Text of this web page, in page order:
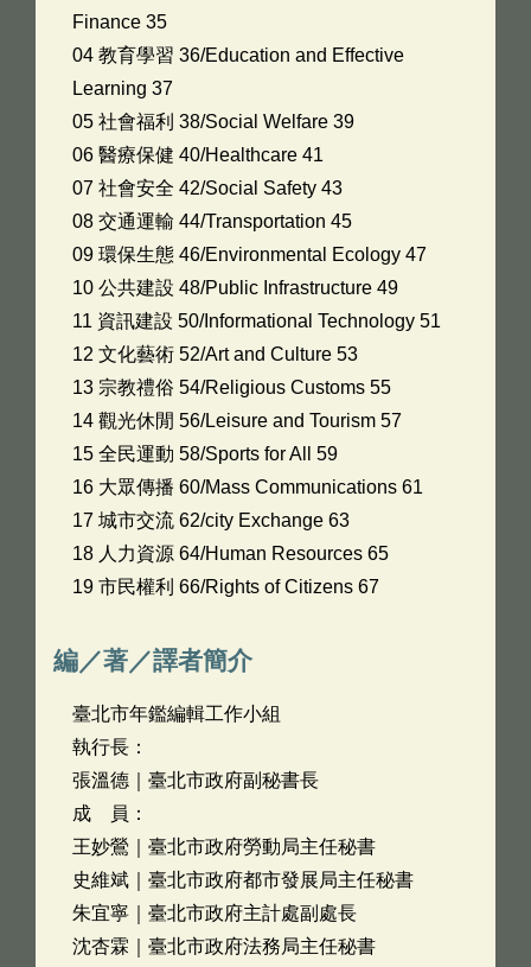
Finance 35
04 教育學習 36/Education and Effective
Learning 37
05 社會福利 38/Social Welfare 39
06 醫療保健 40/Healthcare 41
07 社會安全 42/Social Safety 43
08 交通運輸 44/Transportation 45
09 環保生態 46/Environmental Ecology 47
10 公共建設 48/Public Infrastructure 49
11 資訊建設 50/Informational Technology 51
12 文化藝術 52/Art and Culture 53
13 宗教禮俗 54/Religious Customs 55
14 觀光休閒 56/Leisure and Tourism 57
15 全民運動 58/Sports for All 59
16 大眾傳播 60/Mass Communications 61
17 城市交流 62/city Exchange 63
18 人力資源 64/Human Resources 65
19 市民權利 66/Rights of Citizens 67
編／著／譯者簡介
臺北市年鑑編輯工作小組
執行長：
張溫德｜臺北市政府副秘書長
成 員：
王妙鶯｜臺北市政府勞動局主任秘書
史維斌｜臺北市政府都市發展局主任秘書
朱宜寧｜臺北市政府主計處副處長
沈杏霖｜臺北市政府法務局主任秘書